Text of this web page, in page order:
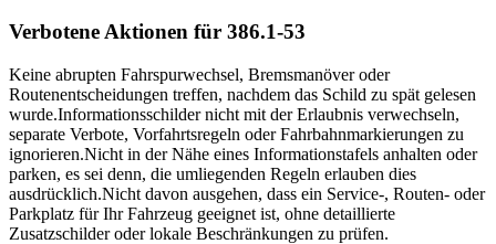
Verbotene Aktionen für 386.1-53
Keine abrupten Fahrspurwechsel, Bremsmanöver oder
Routenentscheidungen treffen, nachdem das Schild zu spät gelesen
wurde.Informationsschilder nicht mit der Erlaubnis verwechseln,
separate Verbote, Vorfahrtsregeln oder Fahrbahnmarkierungen zu
ignorieren.Nicht in der Nähe eines Informationstafels anhalten oder
parken, es sei denn, die umliegenden Regeln erlauben dies
ausdrücklich.Nicht davon ausgehen, dass ein Service-, Routen- oder
Parkplatz für Ihr Fahrzeug geeignet ist, ohne detaillierte
Zusatzschilder oder lokale Beschränkungen zu prüfen.